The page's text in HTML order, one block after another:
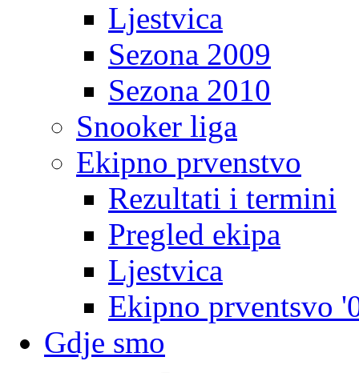
Ljestvica
Sezona 2009
Sezona 2010
Snooker liga
Ekipno prvenstvo
Rezultati i termini
Pregled ekipa
Ljestvica
Ekipno prventsvo
Gdje smo